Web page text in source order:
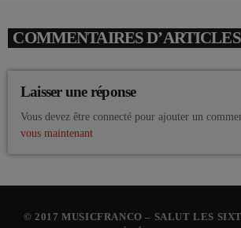
COMMENTAIRES
Laisser une réponse
Vous devez être connecté pour ajouter un
vous maintenant
© 2017 MUSICFRANCO – SALUT LES